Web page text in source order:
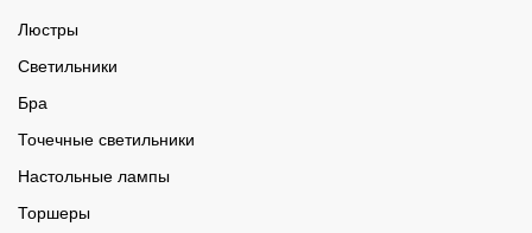
Люстры
Светильники
Бра
Точечные светильники
Настольные лампы
Торшеры